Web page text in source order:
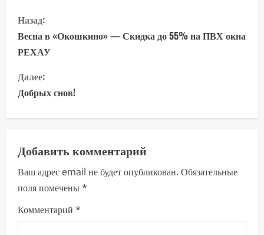
П
р
о
д
о
ж
и
т
Назад:
Весна в «Окошкино» — Скидка до 55% на ПВХ окна
РЕХАУ
Далее:
Добрых снов!
Добавить комментарий
Ваш адрес email не будет опубликован. Обязательные
поля помечены*
Комментарий *